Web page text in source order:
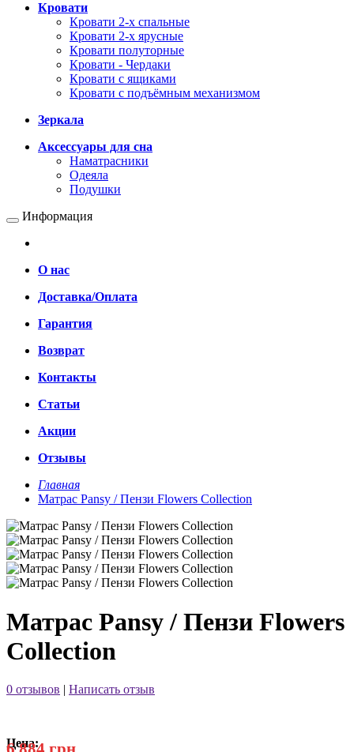
Кровати
Кровати 2-х спальные
Кровати 2-х ярусные
Кровати полуторные
Кровати - Чердаки
Кровати с ящиками
Кровати с подъёмным механизмом
Зеркала
Аксессуары для сна
Наматрасники
Одеяла
Подушки
Информация
О нас
Доставка/Оплата
Гарантия
Возврат
Контакты
Статьи
Акции
Отзывы
Главная
Матрас Pansy / Пензи Flowers Collection
Матрас Pansy / Пензи Flowers
Collection
0 отзывов | Написать отзыв
Цена: